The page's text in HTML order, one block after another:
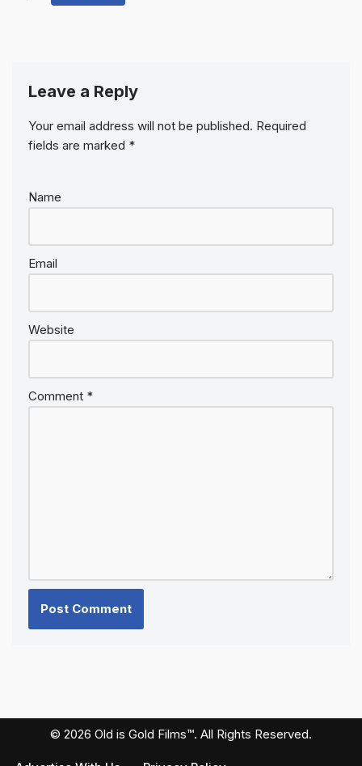
Leave a Reply
Your email address will not be published. Required
fields are marked *
Name
Email
Website
Comment *
© 2026 Old is Gold Films™. All Rights Reserved.